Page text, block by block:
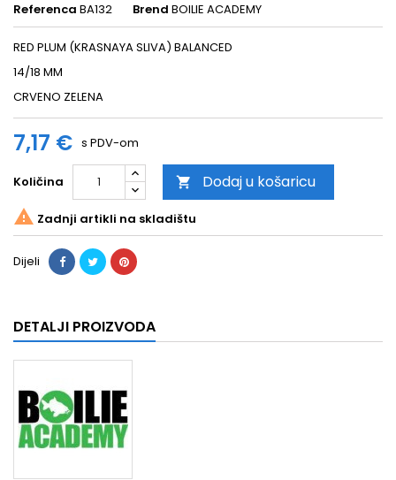
Referenca BA132 Brend BOILIE ACADEMY
RED PLUM (KRASNAYA SLIVA) BALANCED
14/18 MM
CRVENO ZELENA
7,17 € s PDV-om
Količina  Dodaj u košaricu
 Zadnji artikli na skladištu
Dijeli
DETALJI PROIZVODA